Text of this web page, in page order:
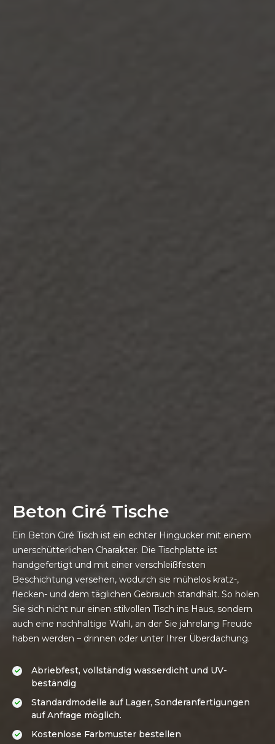
Beton Ciré Tische
Ein Beton Ciré Tisch ist ein echter Hingucker mit einem
unerschütterlichen Charakter. Die Tischplatte ist
handgefertigt und mit einer verschleißfesten
Beschichtung versehen, wodurch sie mühelos kratz-,
flecken- und dem täglichen Gebrauch standhält. So holen
Sie sich nicht nur einen stilvollen Tisch ins Haus, sondern
auch eine nachhaltige Wahl, an der Sie jahrelang Freude
haben werden – drinnen oder unter Ihrer Überdachung.
Abriebfest, vollständig wasserdicht und UV-
Standardmodelle auf Lager, Sonderanfertigungen